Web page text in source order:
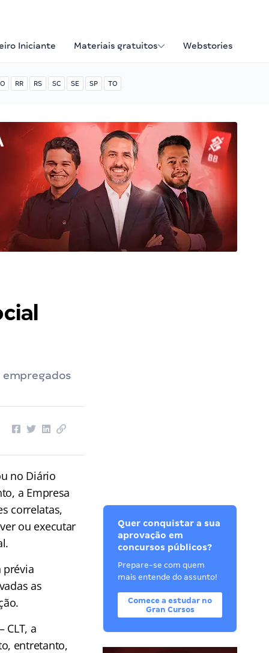
Iniciante Materiais gratuitos Webstories
RR RS SC SE SP TO
empregados
no Diário
a Empresa
correlatas,
ou executar
prévia
as
CLT, a
entretanto,
Quer conquistar a sua
aprovação em
concursos públicos?
Prepare-se com quem
mais entende do assunto!
Comece a estudar no
Gran Cursos